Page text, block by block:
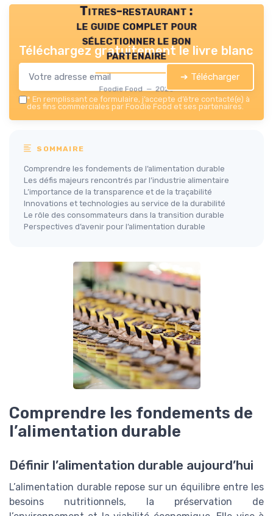
Titres-restaurant :
le guide complet pour
sélectionner le bon
partenaire
Foodie Food — 2026
Téléchargez gratuitement le livre blanc
➔ Télécharger
* En remplissant ce formulaire, j’accepte d’être contacté(e) à
des fins commerciales par Foodie Food et ses partenaires.
SOMMAIRE
Comprendre les fondements de l’alimentation durable
Les défis majeurs rencontrés par l’industrie alimentaire
L’importance de la transparence et de la traçabilité
Innovations et technologies au service de la durabilité
Le rôle des consommateurs dans la transition durable
Perspectives d’avenir pour l’alimentation durable
Comprendre les fondements de
l’alimentation durable
Définir l’alimentation durable aujourd’hui
L’alimentation durable repose sur un équilibre entre les
besoins nutritionnels, la préservation de